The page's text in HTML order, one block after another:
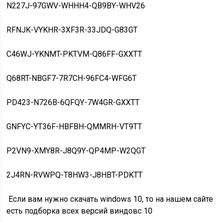
N227J-97GWV-WHHH4-QB9BY-WHV26
RFNJK-VYKHR-3XF3R-33JDQ-G83GT
C46WJ-YKNMT-PKTVM-Q86FF-GXXTT
Q68RT-NBGF7-7R7CH-96FC4-WFG6T
PD423-N726B-6QFQY-7W4GR-GXXTT
GNFYC-YT36F-HBFBH-QMMRH-VT9TT
P2VN9-XMY8R-J8Q9Y-QP4MP-W2QGT
2J4RN-RVWPQ-T8HW3-J8HBT-PDKTT
Если вам нужно скачать windows 10, то на нашем сайте
есть подборка всех версий виндовс 10